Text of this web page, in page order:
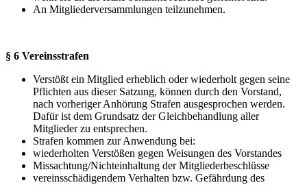
An Mitgliederversammlungen teilzunehmen.
§ 6 Vereinsstrafen
Verstößt ein Mitglied erheblich oder wiederholt gegen seine
Pflichten aus dieser Satzung, können durch den Vorstand,
nach vorheriger Anhörung Strafen ausgesprochen werden.
Dafür ist dem Grundsatz der Gleichbehandlung aller
Mitglieder zu entsprechen.
Strafen kommen zur Anwendung bei:
wiederholten Verstößen gegen Weisungen des Vorstandes
Missachtung/Nichteinhaltung der Mitgliederbeschlüsse
vereinsschädigendem Verhalten bzw. Gefährdung des